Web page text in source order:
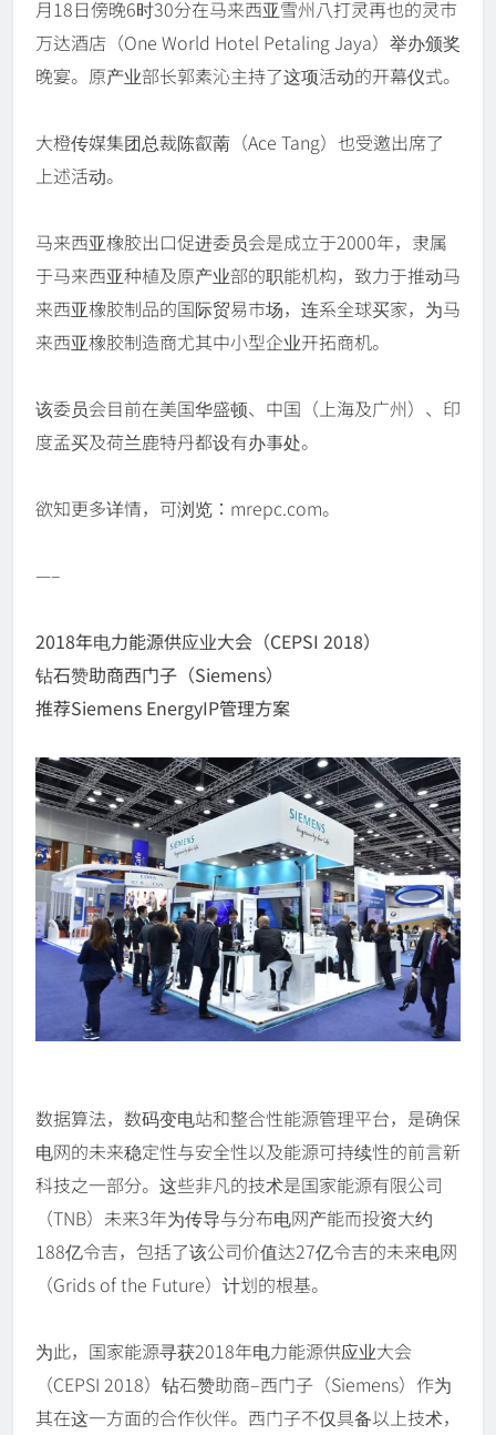
月18日傍晚6时30分在马来西亚雪州八打灵再也的灵市
万达酒店（One World Hotel Petaling Jaya）举办颁奖
晚宴。原产业部长郭素沁主持了这项活动的开幕仪式。
大橙传媒集团总裁陈叡萳（Ace Tang）也受邀出席了
上述活动。
马来西亚橡胶出口促进委员会是成立于2000年，隶属
于马来西亚种植及原产业部的职能机构，致力于推动马
来西亚橡胶制品的国际贸易市场，连系全球买家，为马
来西亚橡胶制造商尤其中小型企业开拓商机。
该委员会目前在美国华盛顿、中国（上海及广州）、印
度孟买及荷兰鹿特丹都设有办事处。
欲知更多详情，可浏览：mrepc.com。
—–
2018年电力能源供应业大会（CEPSI 2018）
钻石赞助商西门子（Siemens）
推荐Siemens EnergyIP管理方案
数据算法，数码变电站和整合性能源管理平台，是确保
电网的未来稳定性与安全性以及能源可持续性的前言新
科技之一部分。这些非凡的技术是国家能源有限公司
（TNB）未来3年为传导与分布电网产能而投资大约
188亿令吉，包括了该公司价值达27亿令吉的未来电网
（Grids of the Future）计划的根基。
为此，国家能源寻获2018年电力能源供应业大会
（CEPSI 2018）钻石赞助商–西门子（Siemens）作为
其在这一方面的合作伙伴。西门子不仅具备以上技术，